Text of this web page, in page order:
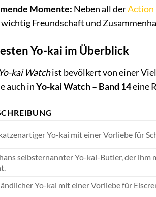
Momente: Neben all derAction
Freundschaft und
Yo-kai im Überblick
Yo-kai Watchist bevölkert von einer
auch inYo-kai Watch – Band 14eine
Yo-kai mit einer Vorliebe für
selbsternannter Yo-kai-Butler, der ihm
Yo-kai mit einer Vorliebe für